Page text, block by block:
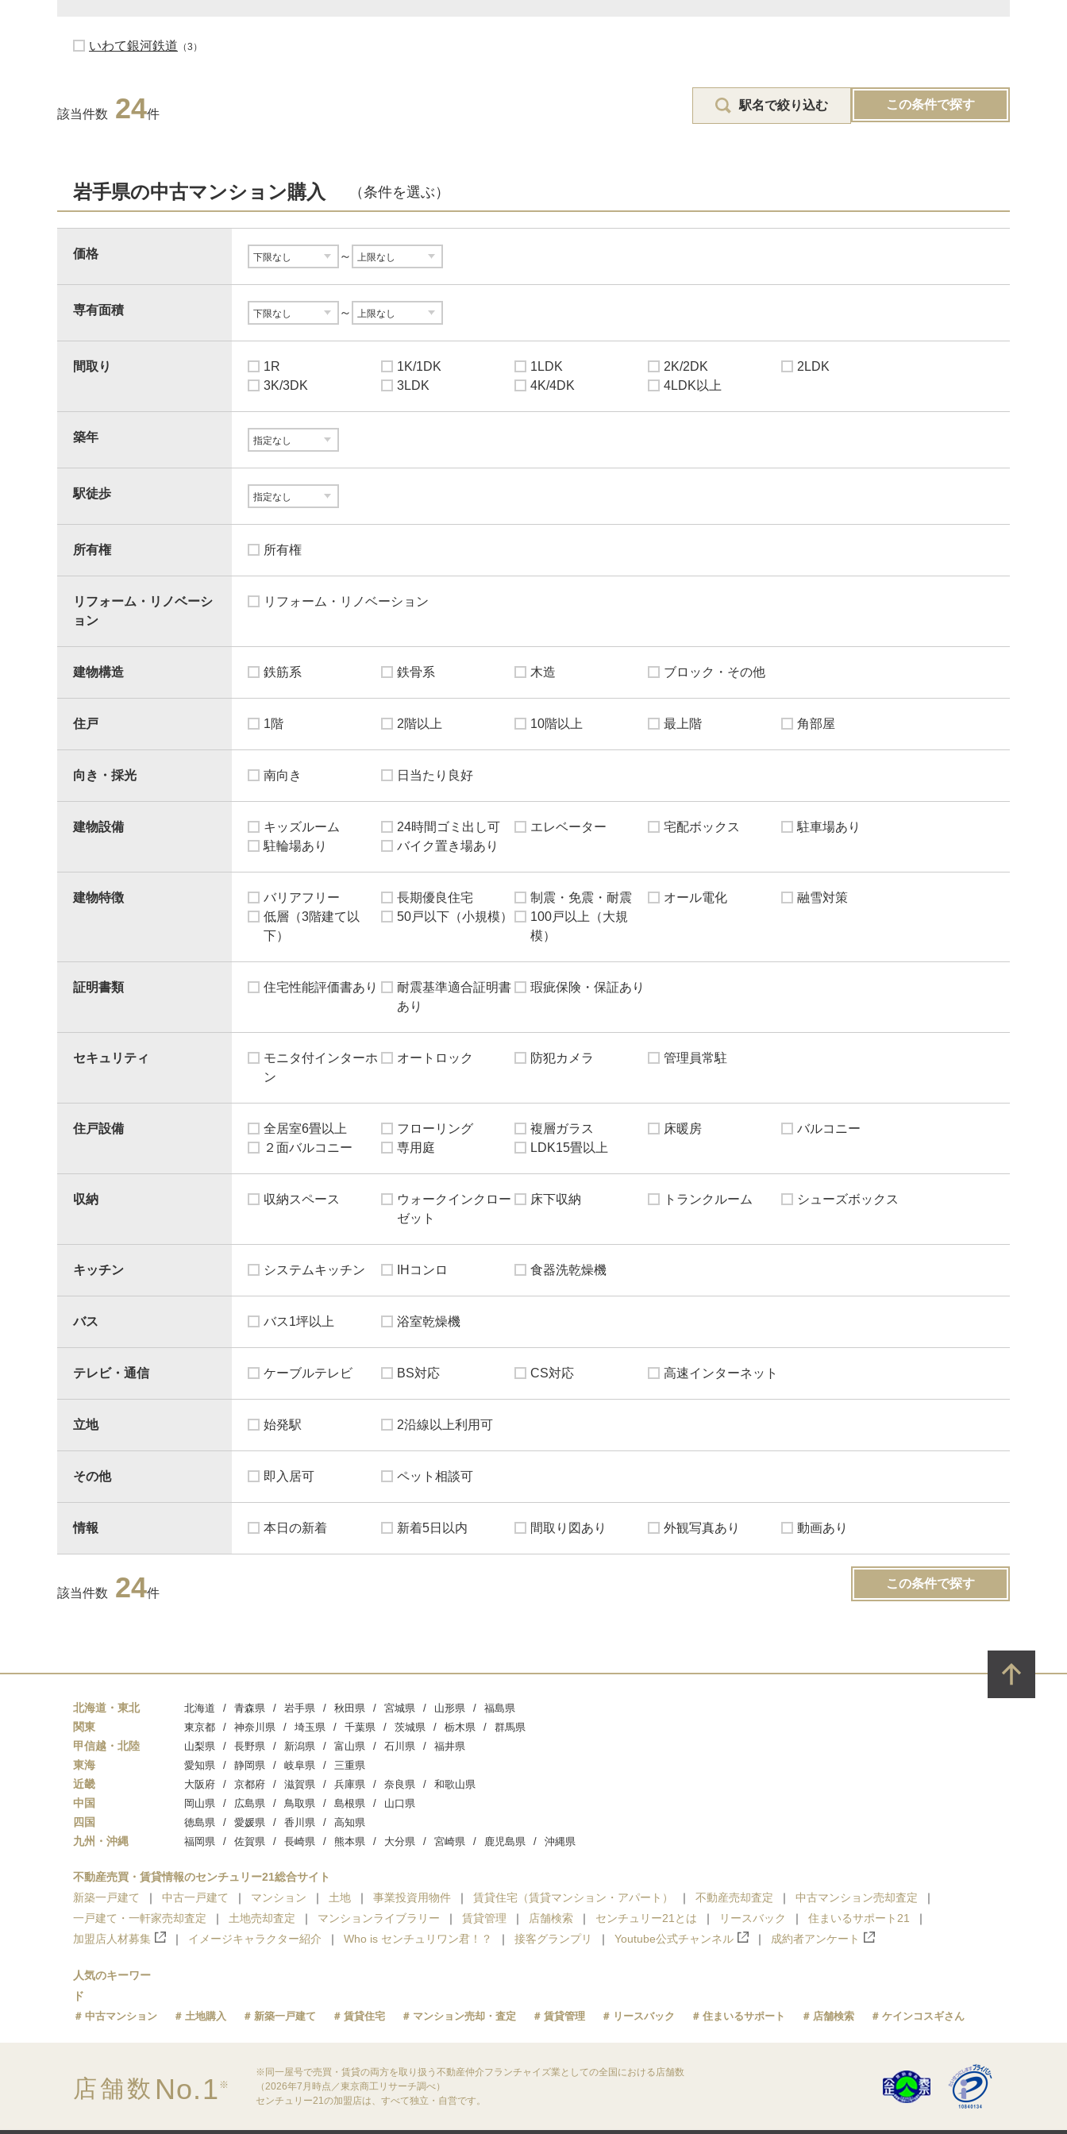
いわて銀河鉄道 （3）
該当件数 24件
駅名で絞り込む この条件で探す
岩手県の中古マンション購入 （条件を選ぶ）
価格 ～
専有面積 ～
間取り 1R 1K/1DK 1LDK 2K/2DK
2LDK
3K/3DK
3LDK 4K/4DK 4LDK以上
築年
駅徒歩
所有権 所有権
リフォーム・リノベーシ
ョン
リフォーム・リノベーション
建物構造 鉄筋系 鉄骨系 木造 ブロック・その他
住戸 1階 2階以上 10階以上 最上階 角部屋
向き・採光 南向き 日当たり良好
建物設備 キッズルーム 24時間ゴミ出し可 エレベーター 宅配ボックス
駐車場あり
駐輪場あり
バイク置き場あり
建物特徴 バリアフリー 長期優良住宅 制震・免震・耐震 オール電化
融雪対策
低層（3階建て以
下）
50戸以下（小規模）
100戸以上（大規
模）
証明書類 住宅性能評価書あり
耐震基準適合証明書
あり
瑕疵保険・保証あり
セキュリティ
モニタ付インターホ
ン
オートロック 防犯カメラ 管理員常駐
住戸設備 全居室6畳以上 フローリング 複層ガラス 床暖房
バルコニー
２面バルコニー
専用庭 LDK15畳以上
収納 収納スペース
ウォークインクロー
ゼット
床下収納 トランクルーム シューズボックス
キッチン システムキッチン IHコンロ 食器洗乾燥機
バス バス1坪以上 浴室乾燥機
テレビ・通信 ケーブルテレビ BS対応 CS対応 高速インターネット
立地 始発駅 2沿線以上利用可
その他 即入居可 ペット相談可
情報 本日の新着 新着5日以内 間取り図あり 外観写真あり 動画あり
該当件数 24件
この条件で探す
北海道・東北 北海道 青森県 岩手県 秋田県 宮城県 山形県 福島県
関東 東京都 神奈川県 埼玉県 千葉県 茨城県 栃木県 群馬県
甲信越・北陸 山梨県 長野県 新潟県 富山県 石川県 福井県
東海 愛知県 静岡県 岐阜県 三重県
近畿 大阪府 京都府 滋賀県 兵庫県 奈良県 和歌山県
中国 岡山県 広島県 鳥取県 島根県 山口県
四国 徳島県 愛媛県 香川県 高知県
九州・沖縄 福岡県 佐賀県 長崎県 熊本県 大分県 宮崎県 鹿児島県 沖縄県
不動産売買・賃貸情報のセンチュリー21総合サイト
新築一戸建て
中古一戸建て マンション 土地 事業投資用物件 賃貸住宅（賃貸マンション・アパート） 不動産売却査定
中古マンション売却査定
一戸建て・一軒家売却査定
土地売却査定 マンションライブラリー 賃貸管理 店舗検索 センチュリー21とは リースバック
住まいるサポート21
加盟店人材募集
イメージキャラクター紹介 Who is センチュリワン君！？ 接客グランプリ Youtube公式チャンネル 成約者アンケート
人気のキーワー
ド
中古マンション 土地購入 新築一戸建て 賃貸住宅 マンション売却・査定 賃貸管理 リースバック 住まいるサポート 店舗検索 ケインコスギさん
店舗数 No.1 ※
※同一屋号で売買・賃貸の両方を取り扱う不動産仲介フランチャイズ業としての全国における店舗数
（2026年7月時点／東京商工リサーチ調べ）
センチュリー21の加盟店は、すべて独立・自営です。